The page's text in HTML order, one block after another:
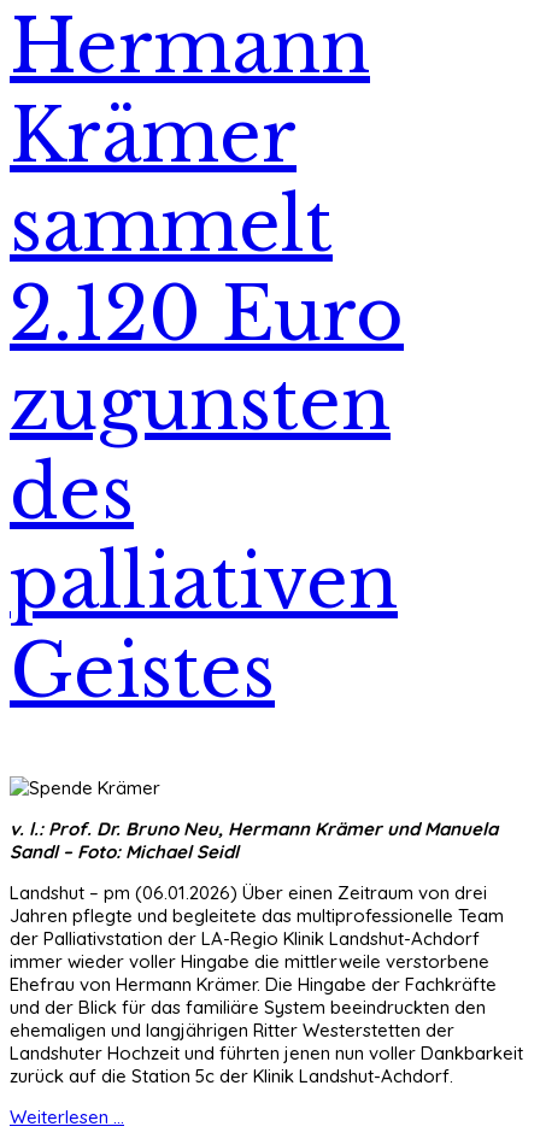
Hermann
Krämer
sammelt
2.120 Euro
zugunsten
des
palliativen
Geistes
v. l.: Prof. Dr. Bruno Neu, Hermann Krämer und Manuela
Sandl – Foto: Michael Seidl
Landshut – pm (06.01.2026) Über einen Zeitraum von drei
Jahren pflegte und begleitete das multiprofessionelle Team
der Palliativstation der LA-Regio Klinik Landshut-Achdorf
immer wieder voller Hingabe die mittlerweile verstorbene
Ehefrau von Hermann Krämer. Die Hingabe der Fachkräfte
und der Blick für das familiäre System beeindruckten den
ehemaligen und langjährigen Ritter Westerstetten der
Landshuter Hochzeit und führten jenen nun voller Dankbarkeit
zurück auf die Station 5c der Klinik Landshut-Achdorf.
Weiterlesen ...